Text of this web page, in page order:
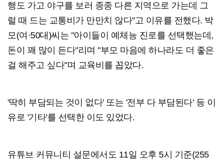
행도 가고 야구를 보러 종종 다른 지역으로 가는데 그
럴 때 드는 교통비가 만만치 않다"고 이유를 전했다. 박
모(여·50대)씨는 "아이들이 예체능 진로를 선택했는데,
돈이 꽤 많이 든다"리며 "부모 마음에 하나라도 더 좋은
걸 해주고 싶다"며 교육비를 꼽았다.
'딱히 부담되는 것이 없다' 또는 '전부 다 부담된다' 등 이
유로 '기타'를 선택한 이도 있었다.
유튜브 커뮤니티 설문에서도 11일 오후 5시 기준(255